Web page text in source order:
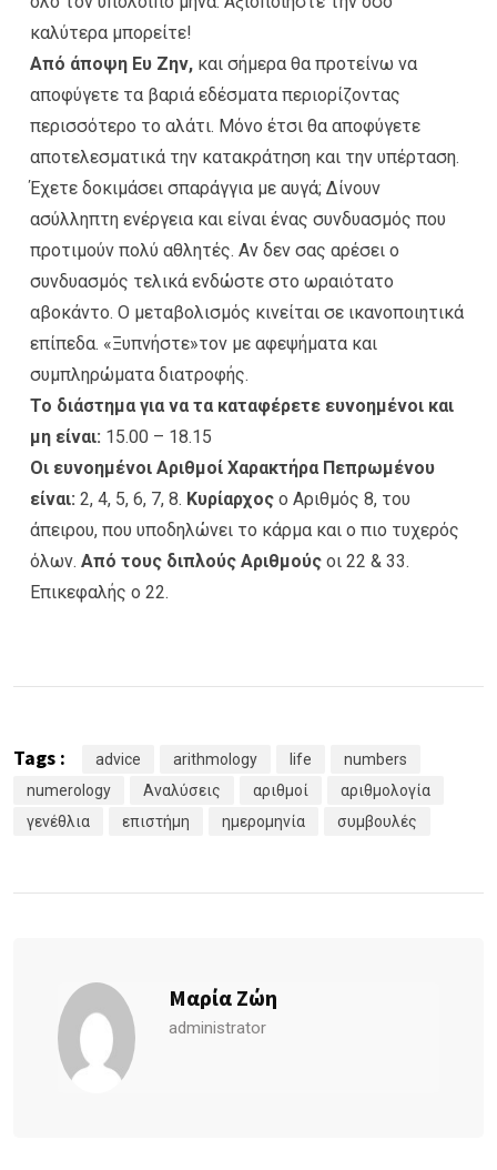
καλύτερα μπορείτε!
Από άποψη Ευ Ζην, και σήμερα θα προτείνω να
αποφύγετε τα βαριά εδέσματα περιορίζοντας
περισσότερο το αλάτι. Μόνο έτσι θα αποφύγετε
αποτελεσματικά την κατακράτηση και την υπέρταση.
Έχετε δοκιμάσει σπαράγγια με αυγά; Δίνουν
ασύλληπτη ενέργεια και είναι ένας συνδυασμός που
προτιμούν πολύ αθλητές. Αν δεν σας αρέσει ο
συνδυασμός τελικά ενδώστε στο ωραιότατο
αβοκάντο. Ο μεταβολισμός κινείται σε ικανοποιητικά
επίπεδα. «Ξυπνήστε»τον με αφεψήματα και
συμπληρώματα διατροφής.
Το διάστημα για να τα καταφέρετε ευνοημένοι και
μη είναι: 15.00 – 18.15
Οι ευνοημένοι Αριθμοί Χαρακτήρα Πεπρωμένου
είναι: 2, 4, 5, 6, 7, 8. Κυρίαρχος ο Αριθμός 8, του
άπειρου, που υποδηλώνει το κάρμα και ο πιο τυχερός
όλων. Από τους διπλούς Αριθμούς οι 22 & 33.
Επικεφαλής ο 22.
Tags : advice arithmology life
numbers
numerology
Αναλύσεις αριθμοί
αριθμολογία
γενέθλια
επιστήμη ημερομηνία συμβουλές
Μαρία Ζώη
administrator